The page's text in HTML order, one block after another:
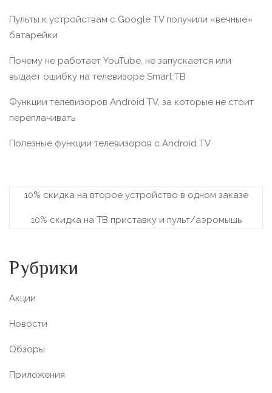
Пульты к устройствам с Google TV получили «вечные»
батарейки
Почему не работает YouTube, не запускается или
выдает ошибку на телевизоре Smart TВ
Функции телевизоров Android TV, за которые не стоит
переплачивать
Полезные функции телевизоров c Android TV
10% скидка на второе устройство в одном заказе
10% скидка на ТВ приставку и пульт/аэромышь
Рубрики
Акции
Новости
Обзоры
Приложения